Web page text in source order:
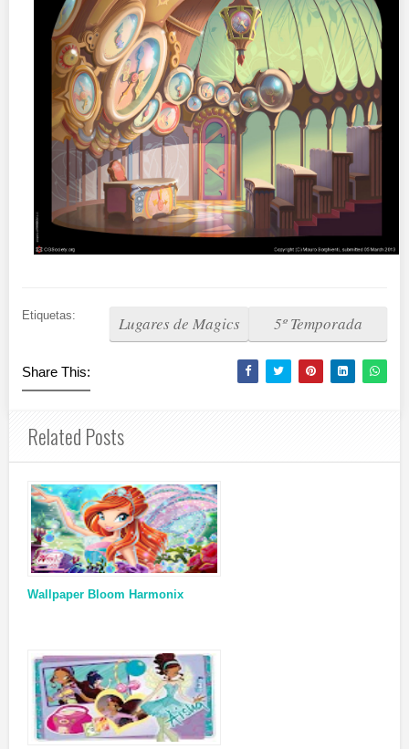
Etiquetas: 5º Temporada
Lugares de Magics
Share This:
Related Posts
Wallpaper Bloom Harmonix